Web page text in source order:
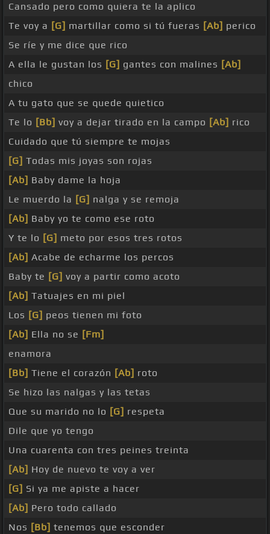
Cansado pero como quiera te la aplico
Te voy a [G] martillar como si tú fueras [Ab] perico
Se ríe y me dice que rico
A ella le gustan los [G] gantes con malines [Ab]
chico
A tu gato que se quede quietico
Te lo [Bb] voy a dejar tirado en la campo [Ab] rico
Cuidado que tú siempre te mojas
[G] Todas mis joyas son rojas
[Ab] Baby dame la hoja
Le muerdo la [G] nalga y se remoja
[Ab] Baby yo te como ese roto
Y te lo [G] meto por esos tres rotos
[Ab] Acabe de echarme los percos
Baby te [G] voy a partir como acoto
[Ab] Tatuajes en mi piel
Los [G] peos tienen mi foto
[Ab] Ella no se [Fm]
enamora
[Bb] Tiene el corazón [Ab] roto
Se hizo las nalgas y las tetas
Que su marido no lo [G] respeta
Dile que yo tengo
Una cuarenta con tres peines treinta
[Ab] Hoy de nuevo te voy a ver
[G] Si ya me apiste a hacer
[Ab] Pero todo callado
Nos [Bb] tenemos que esconder